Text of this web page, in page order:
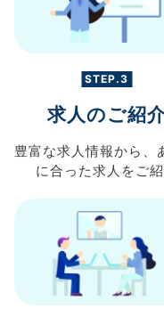
STEP.3
求人のご紹
豊富な求人情報から、
に合った求人を ご